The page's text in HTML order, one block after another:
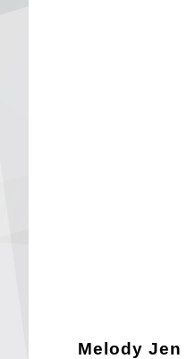
Melody Jen